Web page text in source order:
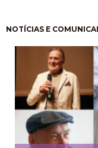
NOTÍCIAS E
Paginação